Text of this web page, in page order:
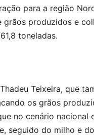
para a região
grãos produzidos e
toneladas.
Teixeira, que
os grãos
no cenário nacional
seguido do milho e